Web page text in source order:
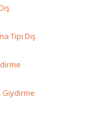
Tipi Dış
Giydirme